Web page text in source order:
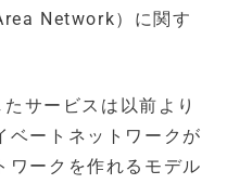
Network）に関す
サービスは以前より
ベートネットワークが
ワークを作れるモデル